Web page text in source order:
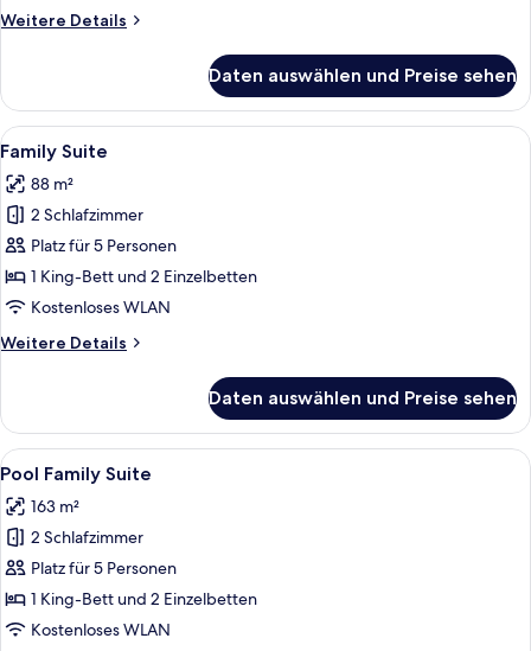
anzeigen
Weitere Details
Weitere
Suite
with
Private
Daten auswählen und Preise sehen
Alle
Fotos
für
Family
Suite
anzeigen
Ein modernes Hotelzimmer mit
5
Family Suite
88 m²
2 Schlafzimmer
Platz für 5 Personen
1 King-Bett und 2 Einzelbetten
Kostenloses WLAN
Weitere Details
Weitere
Suite
Daten auswählen und Preise sehen
Alle
Fotos
für
Pool
Family
Suite
anzeigen
Ein moderner Poolbereich im Freien
7
Pool Family Suite
163 m²
2 Schlafzimmer
Platz für 5 Personen
1 King-Bett und 2 Einzelbetten
Kostenloses WLAN